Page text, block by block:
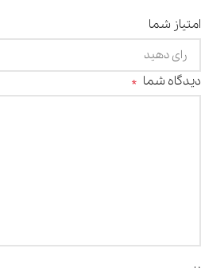
امتیاز شما
دیدگاه شما *